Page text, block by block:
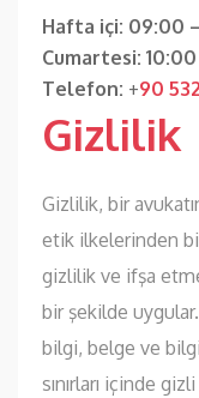
Hafta içi: 09:00
Cumartesi:
Telefon: +90
Gizlilik
Gizlilik, bir
etik ilkelerinden
gizlilik ve ifşa
bir şekilde
bilgi, belge ve
sınırları içinde